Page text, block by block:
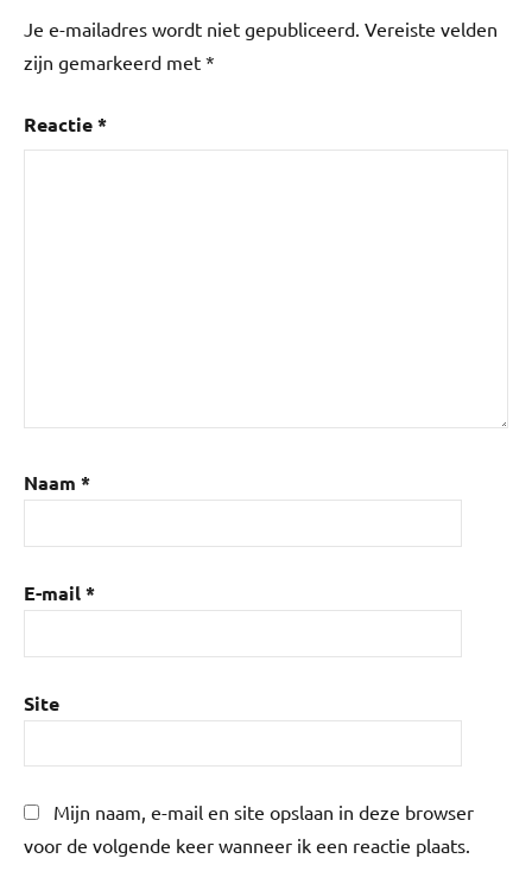
Huis,
Isolatie
Je e-mailadres wordt niet gepubliceerd. Vereiste velden
zijn gemarkeerd met *
Reactie*
Naam *
E-mail*
Site
Mijn naam, e-mail en site opslaan in deze browser
voor de volgende keer wanneer ik een reactie plaats.